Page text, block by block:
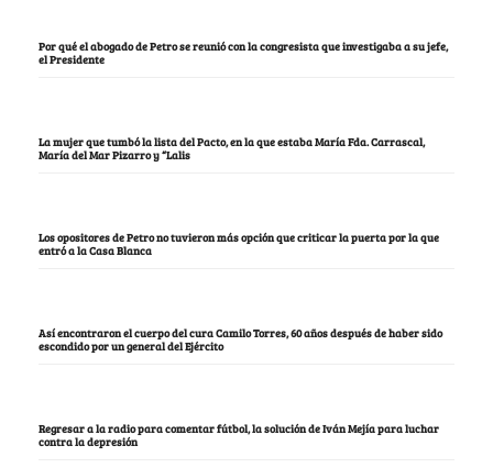
Por qué el abogado de Petro se reunió con la congresista que investigaba a su jefe,
el Presidente
La mujer que tumbó la lista del Pacto, en la que estaba María Fda. Carrascal,
María del Mar Pizarro y “Lalis
Los opositores de Petro no tuvieron más opción que criticar la puerta por la que
entró a la Casa Blanca
Así encontraron el cuerpo del cura Camilo Torres, 60 años después de haber sido
escondido por un general del Ejército
Regresar a la radio para comentar fútbol, la solución de Iván Mejía para luchar
contra la depresión